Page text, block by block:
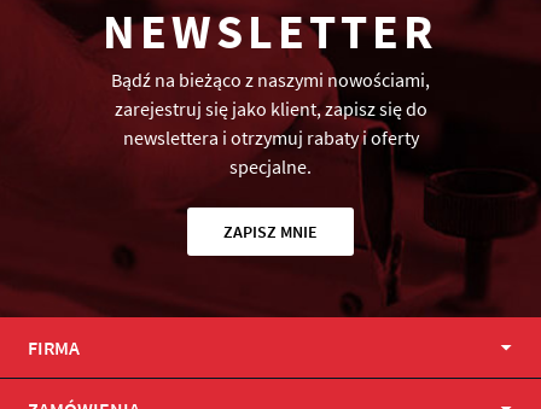
NEWSLETTER
Bądź na bieżąco z naszymi nowościami,
zarejestruj się jako klient, zapisz się do
newslettera i otrzymuj rabaty i oferty
specjalne.
ZAPISZ MNIE
FIRMA